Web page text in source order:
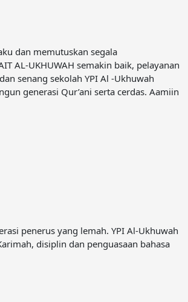
dan memutuskan segala
AL-UKHUWAH semakin baik, pelayanan
senang sekolah YPI Al -Ukhuwah
generasi Qur’ani serta cerdas. Aamiin
penerus yang lemah. YPI Al-Ukhuwah
disiplin dan penguasaan bahasa